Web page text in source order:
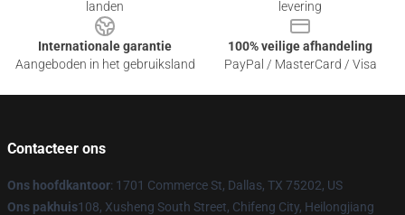
landen
levering
Internationale garantie
Aangeboden in het gebruiksland
100% veilige afhandeling
PayPal / MasterCard / Visa
Contacteer ons
Ons hoofdkantoor: 1701 Commerce St, Dallas, TX 75202, US
Ons pakhuis108, Xusheng South Street, Chifeng City, Heilongjiang